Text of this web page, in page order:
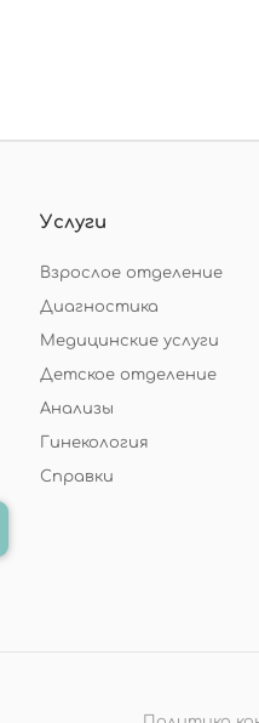
Услуги
Взрослое отделение
Диагностика
Медицинские услуги
Детское отделение
Анализы
Гинекология
Справки